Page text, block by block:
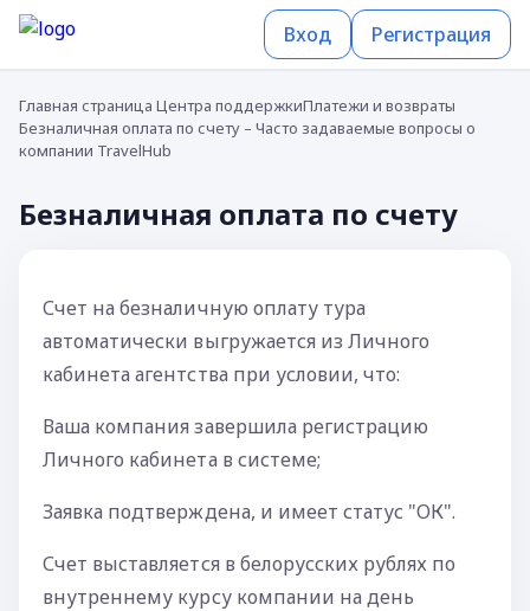
Вход Регистрация
Главная страница Центра поддержкиПлатежи и возвраты
Безналичная оплата по счету – Часто задаваемые вопросы о
компании TravelHub
Безналичная оплата по счету
Счет на безналичную оплату тура
автоматически выгружается из Личного
кабинета агентства при условии, что:
Ваша компания завершила регистрацию
Личного кабинета в системе;
Заявка подтверждена, и имеет статус "ОК".
Счет выставляется в белорусских рублях по
внутреннему курсу компании на день